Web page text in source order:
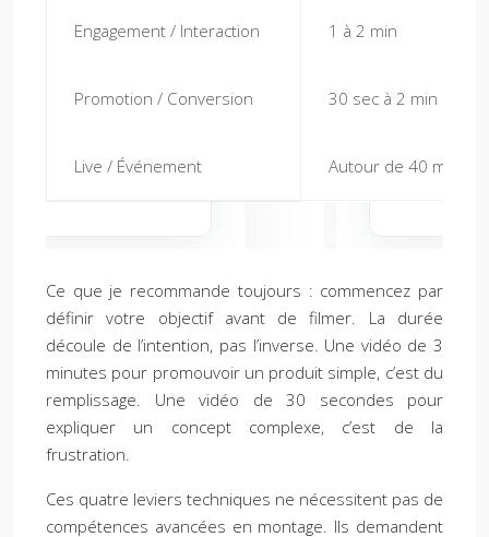
Engagement / Interaction 1 à 2 min
Promotion / Conversion 30 sec à 2 min
Live / Événement Autour de 40 min
Ce que je recommande toujours : commencez par
définir votre objectif avant de filmer. La durée
découle de l’intention, pas l’inverse. Une vidéo de 3
minutes pour promouvoir un produit simple, c’est du
remplissage. Une vidéo de 30 secondes pour
expliquer un concept complexe, c’est de la
frustration.
Ces quatre leviers techniques ne nécessitent pas de
compétences avancées en montage. Ils demandent